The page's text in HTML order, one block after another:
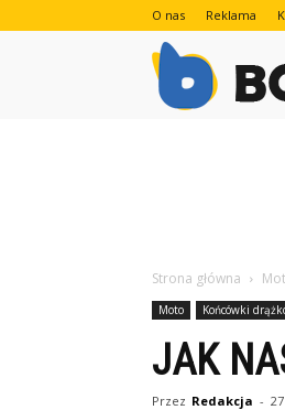
O nas Reklama
Strona główna
Moto Końcówki
JAK
Przez Redakcja -